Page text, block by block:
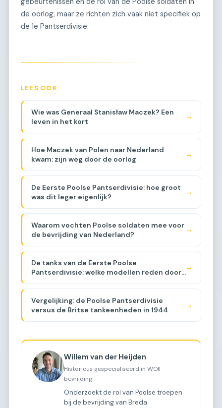
de oorlog, maar ze richten zich vaak niet specifiek op
de 1e Pantserdivisie.
LEES OOK
Wie was Generaal Stanisław Maczek? Een
leven in het kort
→
Hoe Maczek van Polen naar Nederland
kwam: zijn weg door de oorlog
→
De Eerste Poolse Pantserdivisie: hoe groot
was dit leger eigenlijk?
→
Waarom vochten Poolse soldaten mee voor
de bevrijding van Nederland?
→
De tanks van de Eerste Poolse
Pantserdivisie: welke modellen reden door
Brabant?
→
Vergelijking: de Poolse Pantserdivisie
versus de Britse tankeenheden in 1944
→
Willem van der Heijden
Historicus gespecialiseerd in WOII
bevrijding
Onderzoekt de rol van Poolse troepen
bij de bevrijding van Breda.